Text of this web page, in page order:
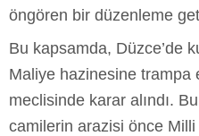
öngören bir düzenleme
Bu kapsamda, Düzce’de
Maliye hazinesine trampa
meclisinde karar alındı.
camilerin arazisi önce Milli